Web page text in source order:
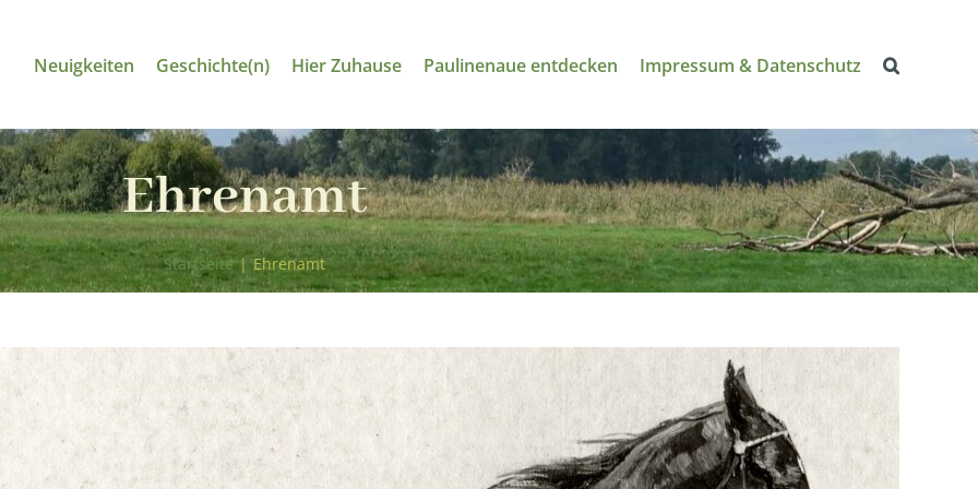
Neuigkeiten Geschichte(n) Hier Zuhause Paulinenaue entdecken Impressum & Datenschutz
Ehrenamt
Startseite | Ehrenamt